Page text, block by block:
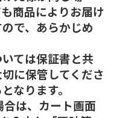
商品によりお届け
で、あらかじめ
ては保証書と共
に保管してくださ
なります。
は、カート画面